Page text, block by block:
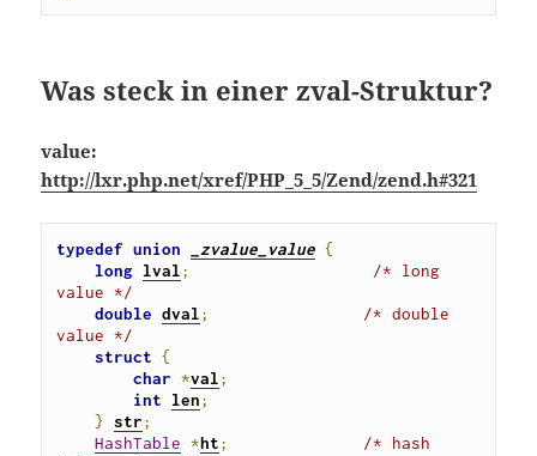
Was steck in einer zval-Struktur?
value:
http://lxr.php.net/xref/PHP_5_5/Zend/zend.h#321
typedef union _zvalue_value {
long lval;
/* long
value */
double dval;
/* double
value */
struct {
char *val;
int
len;
} str;
HashTable *ht;
/* hash